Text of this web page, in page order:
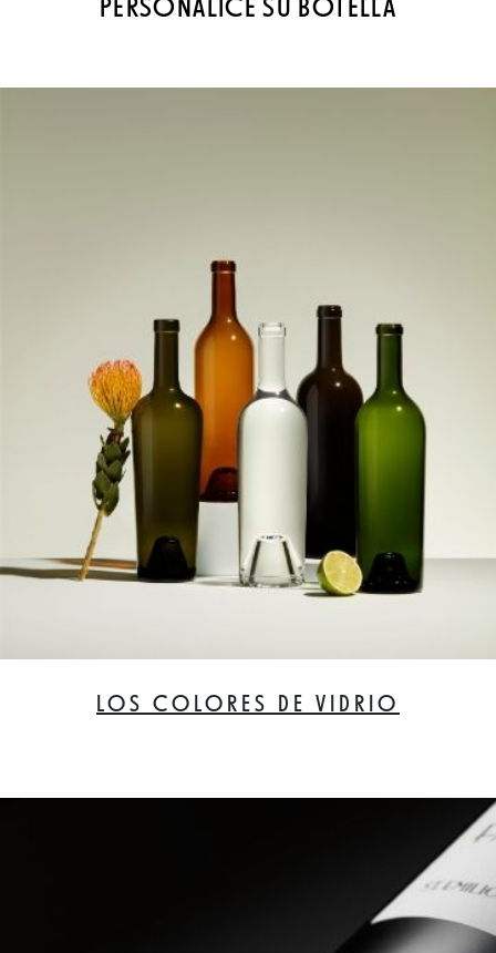
PERSONALICE SU BOTELLA
LOS COLORES DE VIDRIO